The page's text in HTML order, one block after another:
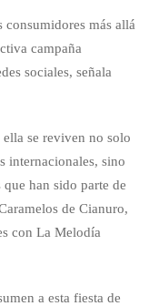
consumidores más allá
campaña
sociales, señala
ella se reviven no solo
internacionales, sino
han sido parte de
de Cianuro,
con La Melodía
a esta fiesta de